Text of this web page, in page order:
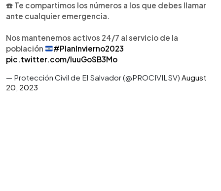
☎️ Te compartimos los números a los que debes llamar
ante cualquier emergencia.
Nos mantenemos activos 24/7 al servicio de la
población
#PlanInvierno2023
pic.twitter.com/luuGoSB3Mo
— Protección Civil de El Salvador (@PROCIVILSV) August
20, 2023